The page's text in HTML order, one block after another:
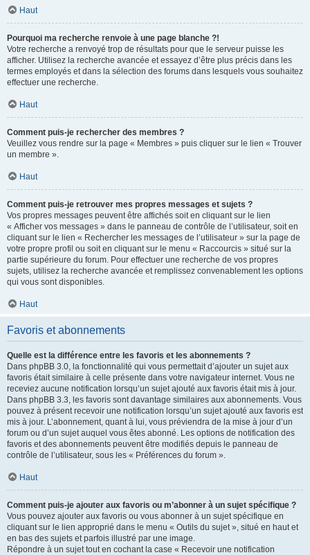
Haut
Pourquoi ma recherche renvoie à une page blanche ?!
Votre recherche a renvoyé trop de résultats pour que le serveur puisse les
afficher. Utilisez la recherche avancée et essayez d’être plus précis dans les
termes employés et dans la sélection des forums dans lesquels vous souhaitez
effectuer une recherche.
Haut
Comment puis-je rechercher des membres ?
Veuillez vous rendre sur la page « Membres » puis cliquer sur le lien « Trouver
un membre ».
Haut
Comment puis-je retrouver mes propres messages et sujets ?
Vos propres messages peuvent être affichés soit en cliquant sur le lien
« Afficher vos messages » dans le panneau de contrôle de l’utilisateur, soit en
cliquant sur le lien « Rechercher les messages de l’utilisateur » sur la page de
votre propre profil ou soit en cliquant sur le menu « Raccourcis » situé sur la
partie supérieure du forum. Pour effectuer une recherche de vos propres
sujets, utilisez la recherche avancée et remplissez convenablement les options
qui vous sont disponibles.
Haut
Favoris et abonnements
Quelle est la différence entre les favoris et les abonnements ?
Dans phpBB 3.0, la fonctionnalité qui vous permettait d’ajouter un sujet aux
favoris était similaire à celle présente dans votre navigateur internet. Vous ne
receviez aucune notification lorsqu’un sujet ajouté aux favoris était mis à jour.
Dans phpBB 3.3, les favoris sont davantage similaires aux abonnements. Vous
pouvez à présent recevoir une notification lorsqu’un sujet ajouté aux favoris est
mis à jour. L’abonnement, quant à lui, vous préviendra de la mise à jour d’un
forum ou d’un sujet auquel vous êtes abonné. Les options de notification des
favoris et des abonnements peuvent être modifiés depuis le panneau de
contrôle de l’utilisateur, sous les « Préférences du forum ».
Haut
Comment puis-je ajouter aux favoris ou m’abonner à un sujet spécifique ?
Vous pouvez ajouter aux favoris ou vous abonner à un sujet spécifique en
cliquant sur le lien approprié dans le menu « Outils du sujet », situé en haut et
en bas des sujets et parfois illustré par une image.
Répondre à un sujet tout en cochant la case « Recevoir une notification